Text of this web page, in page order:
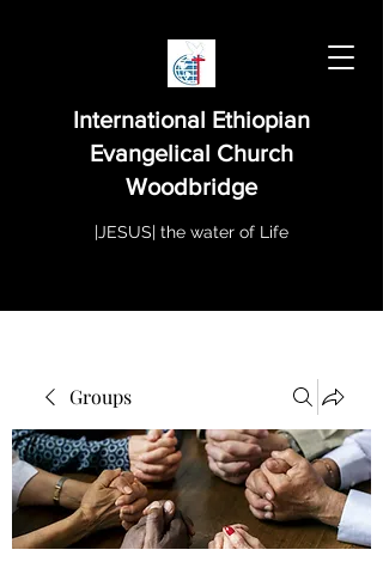
International Ethiopian
Evangelical Church
Woodbridge
|JESUS| the water of Life
Groups